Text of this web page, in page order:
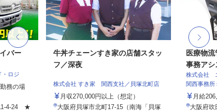
バー
・ロジ
務の場
1-4-24 ★
牛丼チェーンすき家の店舗スタッ
フ／深夜
株式会社 すき家 関西支社／貝塚北町店
月収270,000円以上（想定）
大阪府貝塚市北町17-15（南海「貝塚
医療物
事務アシ
株式会社
関西事務所
月給
大阪府吹